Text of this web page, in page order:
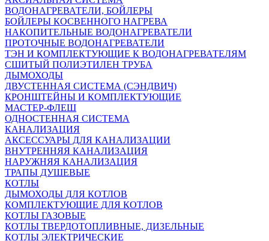
ВОДОНАГРЕВАТЕЛИ, БОЙЛЕРЫ
БОЙЛЕРЫ КОСВЕННОГО НАГРЕВА
НАКОПИТЕЛЬНЫЕ ВОДОНАГРЕВАТЕЛИ
ПРОТОЧНЫЕ ВОДОНАГРЕВАТЕЛИ
ТЭН И КОМПЛЕКТУЮЩИЕ К ВОДОНАГРЕВАТЕЛЯМ
СШИТЫЙ ПОЛИЭТИЛЕН ТРУБА
ДЫМОХОДЫ
ДВУСТЕННАЯ СИСТЕМА (СЭНДВИЧ)
КРОНШТЕЙНЫ И КОМПЛЕКТУЮЩИЕ
МАСТЕР-ФЛЕШ
ОДНОСТЕННАЯ СИСТЕМА
КАНАЛИЗАЦИЯ
АКСЕССУАРЫ ДЛЯ КАНАЛИЗАЦИИ
ВНУТРЕННЯЯ КАНАЛИЗАЦИЯ
НАРУЖНЯЯ КАНАЛИЗАЦИЯ
ТРАПЫ ДУШЕВЫЕ
КОТЛЫ
ДЫМОХОДЫ ДЛЯ КОТЛОВ
КОМПЛЕКТУЮЩИЕ ДЛЯ КОТЛОВ
КОТЛЫ ГАЗОВЫЕ
КОТЛЫ ТВЕРДОТОПЛИВНЫЕ, ДИЗЕЛЬНЫЕ
КОТЛЫ ЭЛЕКТРИЧЕСКИЕ